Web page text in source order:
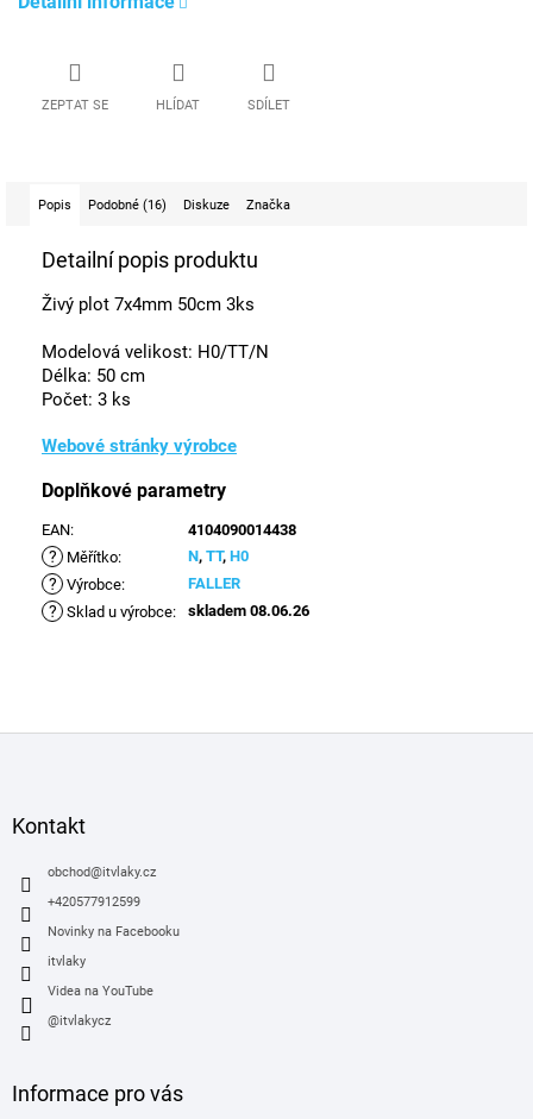
ZEPTAT SE HLÍDAT SDÍLET
Popis Podobné (16) Diskuze Značka
Detailní popis produktu
Živý plot 7x4mm 50cm 3ks
Modelová velikost: H0/TT/N
Délka: 50 cm
Počet: 3 ks
Webové stránky výrobce
Doplňkové parametry
EAN: 4104090014438
? Měřítko: N, TT, H0
? Výrobce: FALLER
? Sklad u výrobce: skladem 08.06.26
Kontakt
obchod@itvlaky.cz
+420577912599
Novinky na Facebooku
itvlaky
Videa na YouTube
@itvlakycz
Informace pro vás